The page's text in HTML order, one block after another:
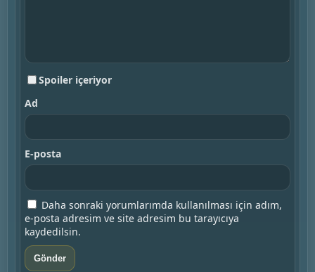
Spoiler içeriyor
Ad
E-posta
Daha sonraki yorumlarımda kullanılması için adım,
e-posta adresim ve site adresim bu tarayıcıya
kaydedilsin.